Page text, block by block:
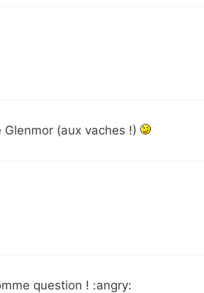
Glenmor (aux vaches !)
question ! :angry: